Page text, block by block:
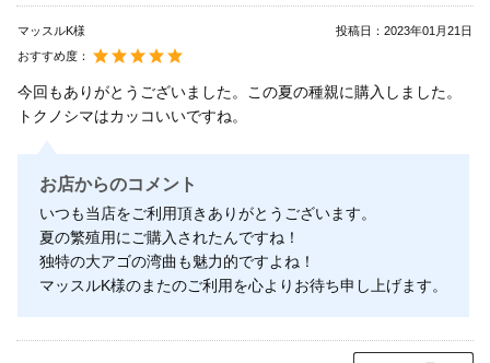
マッスルK様 投稿日： 2023年01月21日
おすすめ度：
今回もありがとうございました。この夏の種親に購入しました。
トクノシマはカッコいいですね。
お店からのコメント
いつも当店をご利用頂きありがとうございます。
夏の繁殖用にご購入されたんですね！
独特の大アゴの湾曲も魅力的ですよね！
マッスルK様のまたのご利用を心よりお待ち申し上げます。